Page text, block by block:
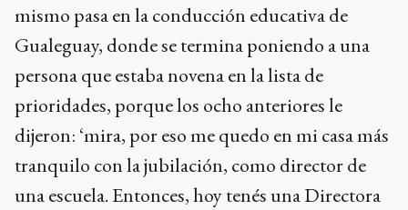
mismo pasa en la conducción educativa de
Gualeguay, donde se termina poniendo a una
persona que estaba novena en la lista de
prioridades, porque los ocho anteriores le
dijeron: ‘mira, por eso me quedo en mi casa más
tranquilo con la jubilación, como director de
una escuela. Entonces, hoy tenés una Directora